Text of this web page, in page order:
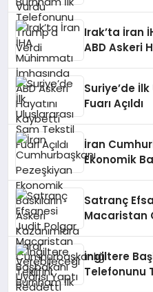
Irak’ta İran
ABD Askeri
Suriye’de
Fuarı Açıldı
İran
Ekonomik
Satranç
Macaristan
İngiltere
Telefonunu